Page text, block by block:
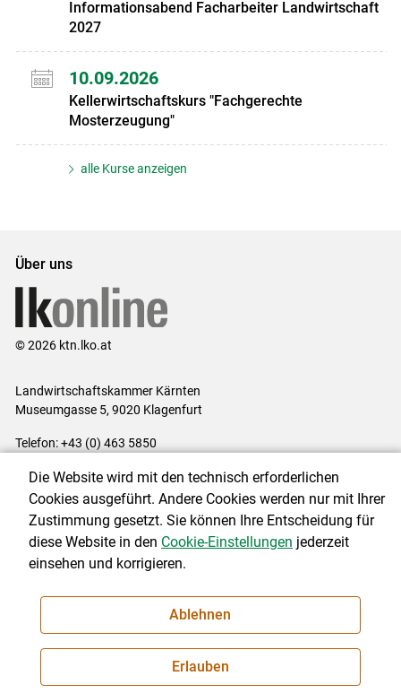
Informationsabend Facharbeiter Landwirtschaft
2027
10.09.2026
Kellerwirtschaftskurs "Fachgerechte
Mosterzeugung"
alle Kurse anzeigen
Über uns
© 2026 ktn.lko.at
Landwirtschaftskammer Kärnten
Museumgasse 5, 9020 Klagenfurt
Telefon: +43 (0) 463 5850
Impressum|Kontakt|Datenschutzerklärung|Barrierefreiheit|
Cookie-Einstellungen
NEWSLETTER
Die Website wird mit den technisch erforderlichen
Cookies ausgeführt. Andere Cookies werden nur mit Ihrer
Zustimmung gesetzt. Sie können Ihre Entscheidung für
diese Website in den Cookie-Einstellungen jederzeit
einsehen und korrigieren.
Ablehnen
Erlauben